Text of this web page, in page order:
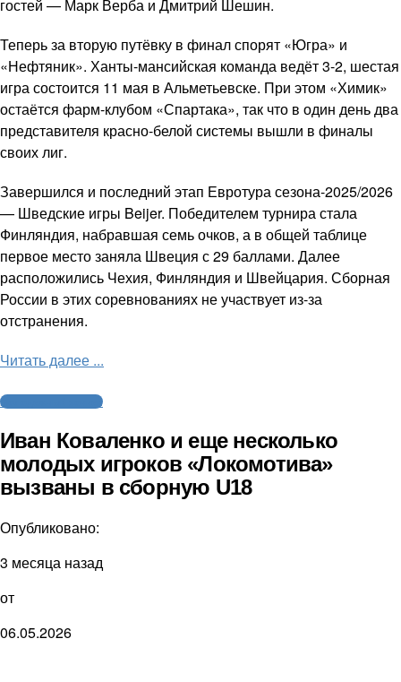
гостей — Марк Верба и Дмитрий Шешин.
Теперь за вторую путёвку в финал спорят «Югра» и
«Нефтяник». Ханты-мансийская команда ведёт 3-2, шестая
игра состоится 11 мая в Альметьевске. При этом «Химик»
остаётся фарм-клубом «Спартака», так что в один день два
представителя красно-белой системы вышли в финалы
своих лиг.
Завершился и последний этап Евротура сезона-2025/2026
— Шведские игры Beijer. Победителем турнира стала
Финляндия, набравшая семь очков, а в общей таблице
первое место заняла Швеция с 29 баллами. Далее
расположились Чехия, Финляндия и Швейцария. Сборная
России в этих соревнованиях не участвует из-за
отстранения.
Читать далее ...
Молодежный хоккей
Иван Коваленко и еще несколько
молодых игроков «Локомотива»
вызваны в сборную U18
Опубликовано:
3 месяца назад
от
06.05.2026